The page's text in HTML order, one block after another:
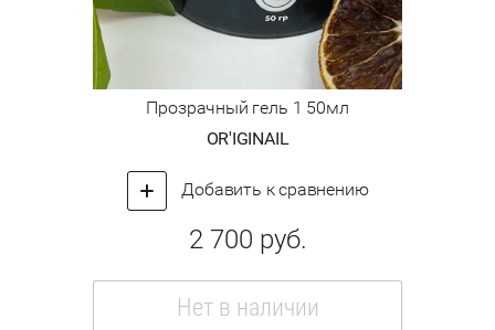
Прозрачный гель 1 50мл
OR'IGINAIL
Добавить к сравнению
2 700 руб.
Нет в наличии